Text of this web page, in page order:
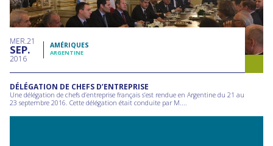
MER 21
SEP
2016
AMÉRIQUES
ARGENTINE
DÉLÉGATION DE CHEFS D’ENTREPRISE
Une délégation de chefs d’entreprise français s’est rendue en Argentine du 21 au
23 septembre 2016. Cette délégation était conduite par M....